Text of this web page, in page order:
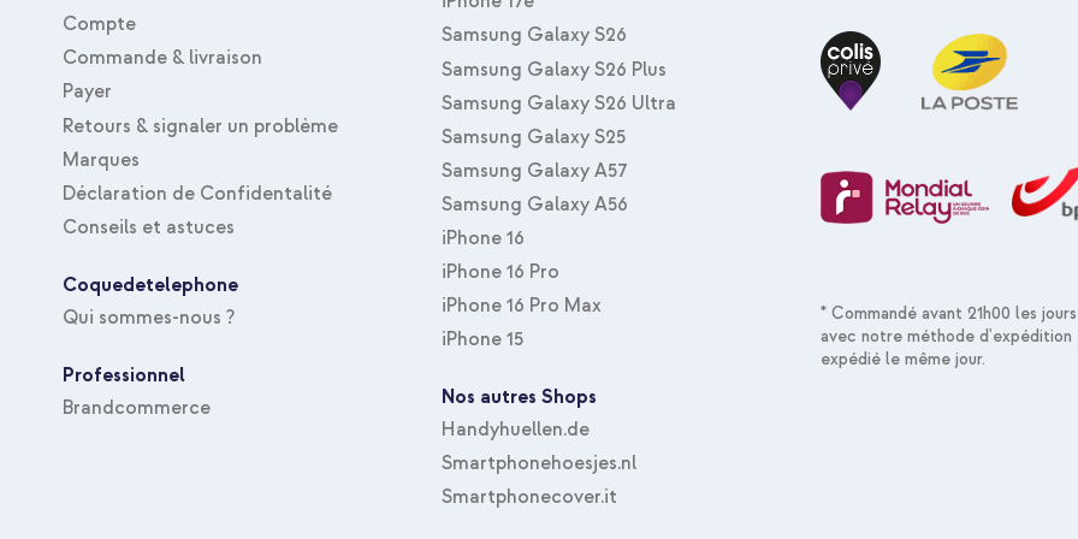
Compte
Commande & livraison
Payer
Retours & signaler un problème
Marques
Déclaration de Confidentalité
Conseils et astuces
Coquedetelephone
Qui sommes-nous ?
Professionnel
Brandcommerce
Samsung Galaxy S26
Samsung Galaxy S26 Plus
Samsung Galaxy S26 Ultra
Samsung Galaxy S25
Samsung Galaxy A57
Samsung Galaxy A56
iPhone 16
iPhone 16 Pro
iPhone 16 Pro Max
iPhone 15
Nos autres Shops
Handyhuellen.de
Smartphonehoesjes.nl
Smartphonecover.it
* Commandé avant 21h00 les
avec notre méthode d'expédition
expédié le même jour.